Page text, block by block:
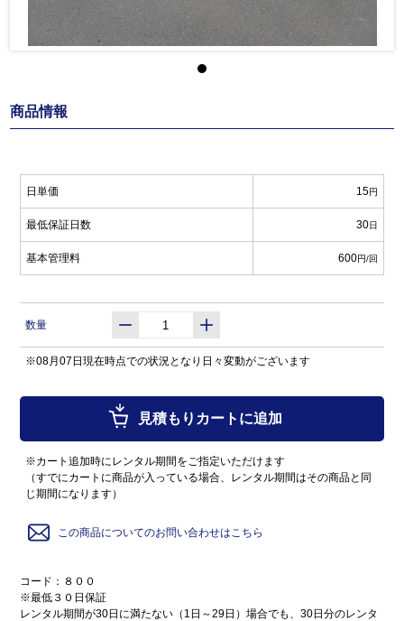
商品情報
日単価 15円
最低保証日数 30日
基本管理料 600円/回
数量
※08月07日現在時点での状況となり日々変動がございます
見積もりカートに追加
※カート追加時にレンタル期間をご指定いただけます
（すでにカートに商品が入っている場合、レンタル期間はその商品と同
じ期間になります）
この商品についてのお問い合わせはこちら
コード：８００
※最低３０日保証
レンタル期間が30日に満たない（1日～29日）場合でも、30日分のレンタ